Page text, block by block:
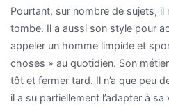
Pourtant, sur nombre de sujets,
tombe. Il a aussi son style pour
appeler un homme limpide et
choses » au quotidien. Son
tôt et fermer tard. Il n’a que peu
il a su partiellement l’adapter à